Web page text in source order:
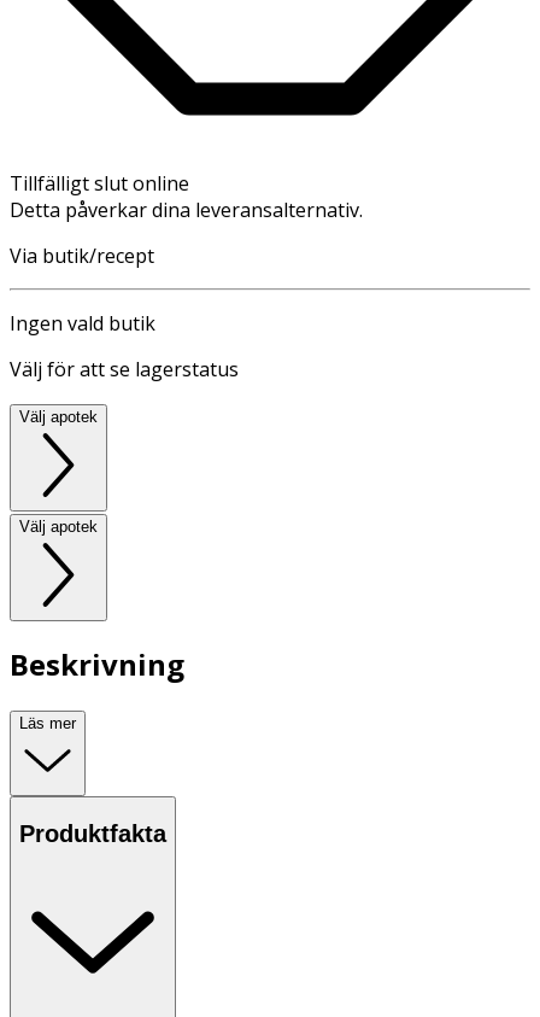
Tillfälligt slut online
Detta påverkar dina leveransalternativ.
Via butik/recept
Ingen vald butik
Välj för att se lagerstatus
Välj apotek
Välj apotek
Beskrivning
Läs mer
Produktfakta